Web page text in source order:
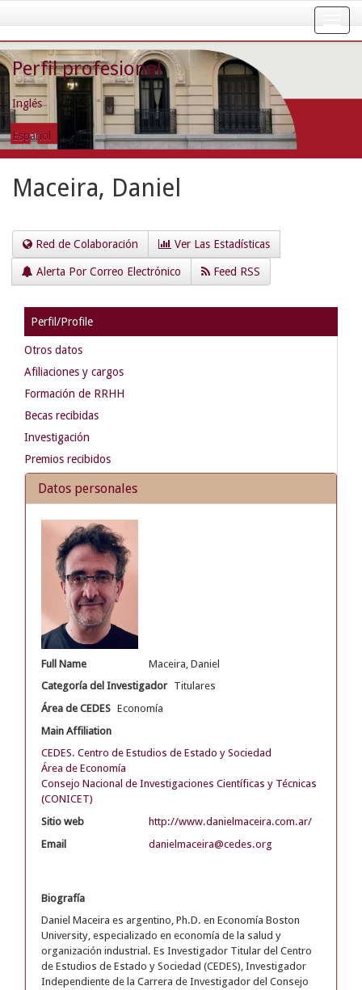
navigation
Perfil profesional
Inglés
Español
Maceira, Daniel
Red de Colaboración Ver Las Estadísticas
Alerta Por Correo Electrónico Feed RSS
Perfil/Profile
Otros datos
Afiliaciones y cargos
Formación de RRHH
Becas recibidas
Investigación
Premios recibidos
Datos personales
Full Name
Maceira, Daniel
Categoría del Investigador Titulares
Área de CEDES Economía
Main Affiliation
CEDES. Centro de Estudios de Estado y Sociedad
Área de Economía
Consejo Nacional de Investigaciones Científicas y Técnicas
(CONICET)
Sitio web
http://www.danielmaceira.com.ar/
Email
danielmaceira@cedes.org
Biografía
Daniel Maceira es argentino, Ph.D. en Economía Boston
University, especializado en economía de la salud y
organización industrial. Es Investigador Titular del Centro
de Estudios de Estado y Sociedad (CEDES), Investigador
Independiente de la Carrera de Investigador del Consejo